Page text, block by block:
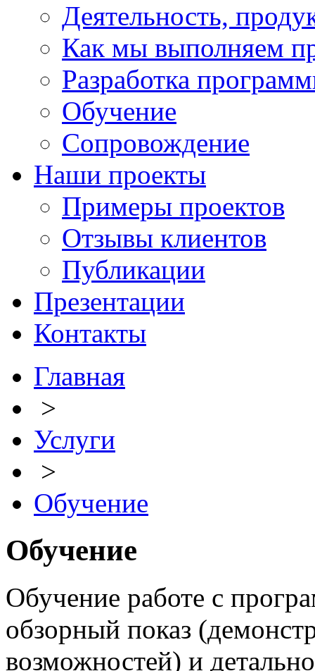
Деятельность,
Как мы выполняем
Разработка
Обучение
Сопровождение
Наши проекты
Примеры проектов
Отзывы клиентов
Публикации
Презентации
Контакты
Главная
>
Услуги
>
Обучение
Обучение
Обучение работе с
обзорный показ
возможностей) и